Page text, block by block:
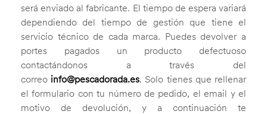
será enviado al fabricante. El tiempo de espera variará
dependiendo del tiempo de gestión que tiene el
servicio técnico de cada marca. Puedes devolver a
portes pagados un producto defectuoso
contactándonos a través del
correo info@pescadorada.es. Solo tienes que rellenar
el formulario con tu número de pedido, el email y el
motivo de devolución, y a continuación te